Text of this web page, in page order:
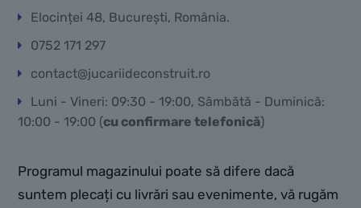
Elocinței 48, București, România.
0752 171 297
contact@jucariideconstruit.ro
Luni - Vineri: 09:30 - 19:00, Sâmbătă - Duminică:
10:00 - 19:00 (cu confirmare telefonică)
Programul magazinului poate să difere dacă
suntem plecați cu livrări sau evenimente, vă rugăm